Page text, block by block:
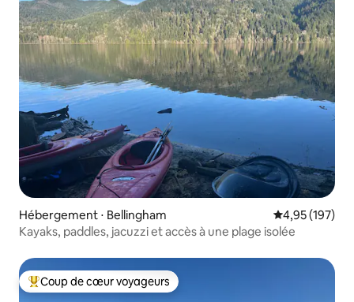
Hébergement ⋅ Bellingham Évaluation
4,95 (197)
Kayaks, paddles, jacuzzi et accès à une plage isolée
Coups de cœur voyageurs les plus appréciés
Coup de cœur voyageurs